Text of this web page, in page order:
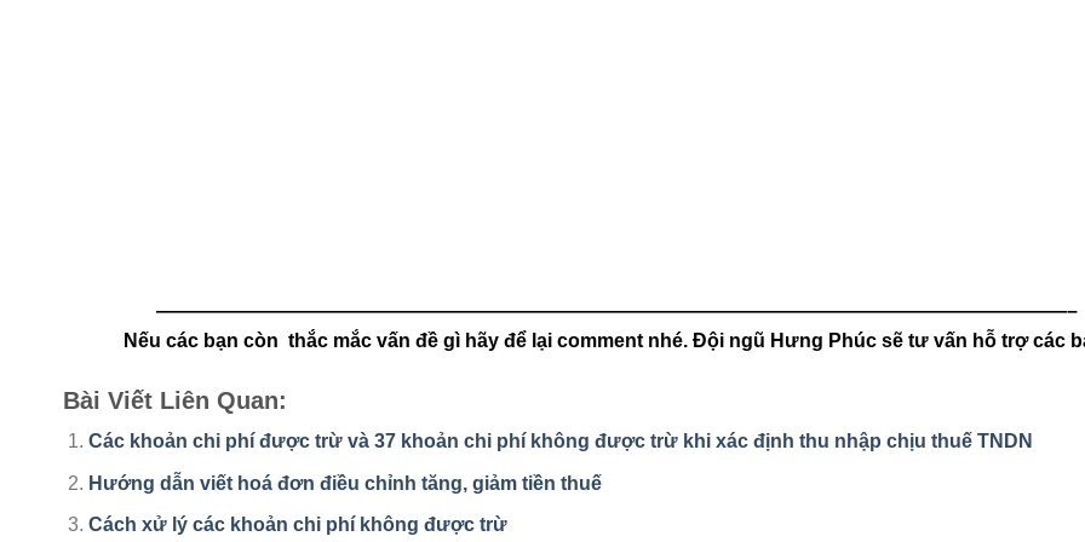
———————————————————————————————————————————————–
Nếu các bạn còn thắc mắc vấn đề gì hãy để lại comment nhé. Đội ngũ Hưng Phúc sẽ tư vấn hỗ trợ các
Bài Viết Liên Quan:
Các khoản chi phí được trừ và 37 khoản chi phí không được trừ khi xác định thu nhập chịu thuế TNDN
Hướng dẫn viết hoá đơn điều chỉnh tăng, giảm tiền thuế
Cách xử lý các khoản chi phí không được trừ